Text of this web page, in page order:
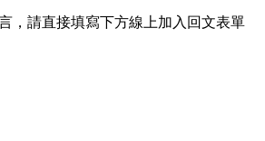
，請直接填寫下方線上加入回文表單